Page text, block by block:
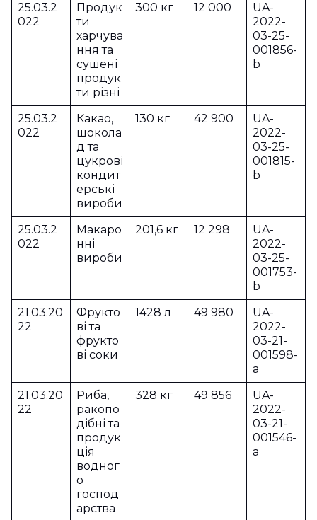
25.03.2
022
Продук
ти
харчува
ння та
сушені
продук
ти різні
300 кг 12 000
UA-
2022-
03-25-
001856-
b
25.03.2
022
Какао,
шокола
д та
цукрові
кондит
ерські
вироби
130 кг 42 900
UA-
2022-
03-25-
001815-
b
25.03.2
022
Макаро
нні
вироби
201,6 кг 12 298
UA-
2022-
03-25-
001753-
b
21.03.20
22
Фрукто
ві та
фрукто
ві соки
1428 л 49 980
UA-
2022-
03-21-
001598-
a
21.03.20
22
Риба,
ракопо
дібні та
продук
ція
водног
о
господ
арства
328 кг 49 856
UA-
2022-
03-21-
001546-
a